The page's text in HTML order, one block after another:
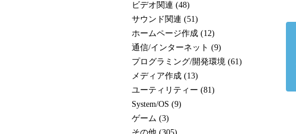
ビデオ関連 (48)
サウンド関連 (51)
ホームページ作成 (12)
通信/インターネット (9)
プログラミング/開発環境 (61)
メディア作成 (13)
ユーティリティー (81)
System/OS (9)
ゲーム (3)